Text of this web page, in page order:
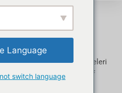
Makinesi
Yap Hobisinden
CNC ahşap torna makineleri
güçlü bir alternatif
Language
switch language